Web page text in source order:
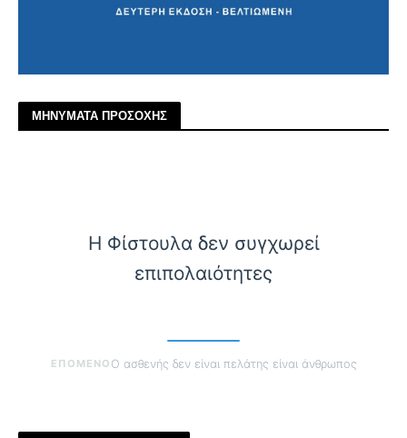
ΜΗΝΥΜΑΤΑ ΠΡΟΣΟΧΗΣ
Η Φίστουλα δεν συγχωρεί
επιπολαιότητες
ΕΠΟΜΕΝΟ Ο ασθενής δεν είναι πελάτης είναι άνθρωπος